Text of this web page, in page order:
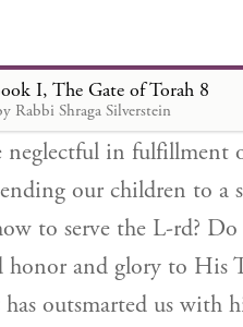
I, The Gate of Torah 8
Rabbi Shraga Silverstein
Chazal? And you, with
who
in fulfillment
our children to a
to serve the L-rd?
and glory to His
has outsmarted us with